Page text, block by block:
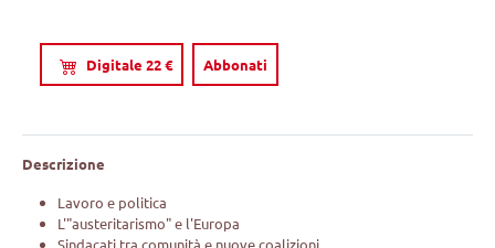
Digitale 22 € Abbonati
Descrizione
Lavoro e politica
L'"austeritarismo" e l'Europa